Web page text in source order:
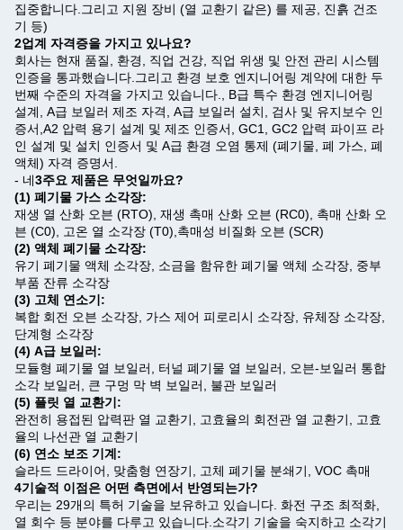
집중합니다.그리고 지원 장비 (열 교환기 같은) 를 제공, 진흙 건조
기 등)
2업계 자격증을 가지고 있나요?
회사는 현재 품질, 환경, 직업 건강, 직업 위생 및 안전 관리 시스템
인증을 통과했습니다.그리고 환경 보호 엔지니어링 계약에 대한 두
번째 수준의 자격을 가지고 있습니다., B급 특수 환경 엔지니어링
설계, A급 보일러 제조 자격, A급 보일러 설치, 검사 및 유지보수 인
증서,A2 압력 용기 설계 및 제조 인증서, GC1, GC2 압력 파이프 라
인 설계 및 설치 인증서 및 A급 환경 오염 통제 (폐기물, 폐 가스, 폐
액체) 자격 증명서.
- 네3주요 제품은 무엇일까요?
(1) 폐기물 가스 소각장:
재생 열 산화 오븐 (RTO), 재생 촉매 산화 오븐 (RC0), 촉매 산화 오
븐 (C0), 고온 열 소각장 (T0),촉매성 비질화 오븐 (SCR)
(2) 액체 폐기물 소각장:
유기 폐기물 액체 소각장, 소금을 함유한 폐기물 액체 소각장, 중부
부품 잔류 소각장
(3) 고체 연소기:
복합 회전 오븐 소각장, 가스 제어 피로리시 소각장, 유체장 소각장,
단계형 소각장
(4) A급 보일러:
모듈형 폐기물 열 보일러, 터널 폐기물 열 보일러, 오븐-보일러 통합
소각 보일러, 큰 구멍 막 벽 보일러, 불관 보일러
(5) 플릿 열 교환기:
완전히 용접된 압력판 열 교환기, 고효율의 회전관 열 교환기, 고효
율의 나선관 열 교환기
(6) 연소 보조 기계:
슬라드 드라이어, 맞춤형 연장기, 고체 폐기물 분쇄기, VOC 촉매
4기술적 이점은 어떤 측면에서 반영되는가?
우리는 29개의 특허 기술을 보유하고 있습니다. 화전 구조 최적화,
열 회수 등 분야를 다루고 있습니다.소각기 기술을 숙지하고 소각기